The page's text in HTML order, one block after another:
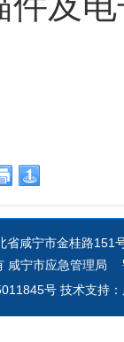
省咸宁市金桂路
咸宁市应急管理局
号 技术支持